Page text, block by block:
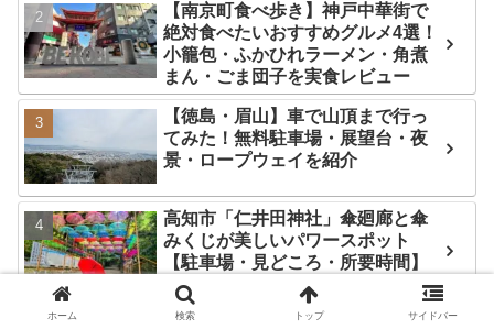
【南京町食べ歩き】神戸中華街で
絶対食べたいおすすめグルメ4選！
小籠包・ふかひれラーメン・角煮
まん・ごま団子を実食レビュー
【徳島・眉山】車で山頂まで行っ
てみた！無料駐車場・展望台・夜
景・ロープウェイを紹介
高知市「仁井田神社」傘廻廊と傘
みくじが美しいパワースポット
【駐車場・見どころ・所要時間】
高知・津野町「白龍湖」神秘の青
ホーム 検索 トップ サイドバー